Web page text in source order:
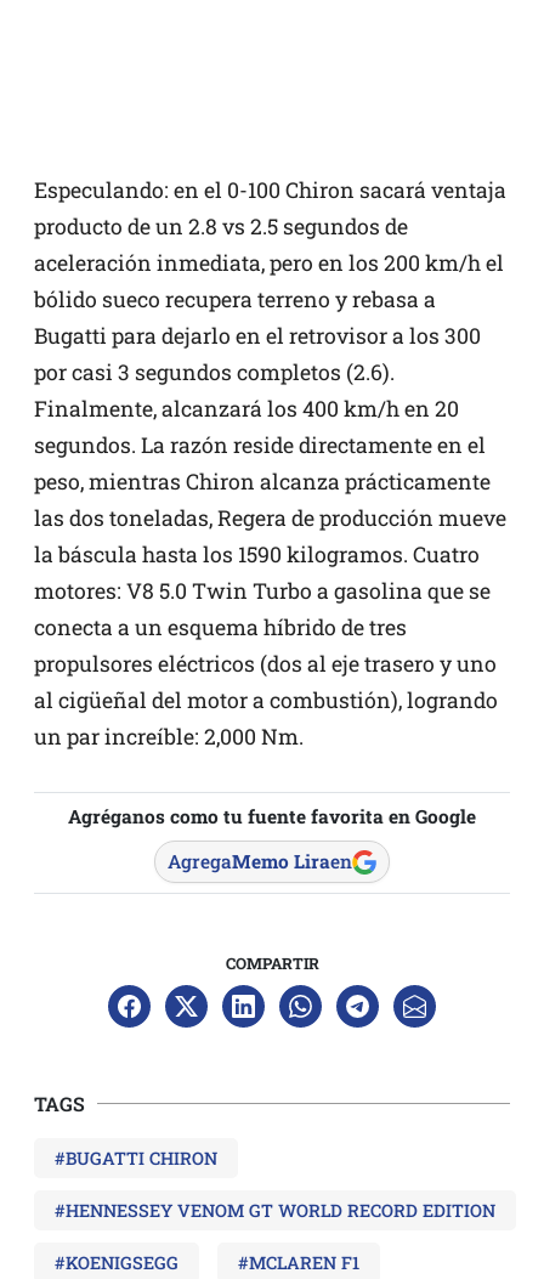
Especulando: en el 0-100 Chiron sacará ventaja
producto de un 2.8 vs 2.5 segundos de
aceleración inmediata, pero en los 200 km/h el
bólido sueco recupera terreno y rebasa a
Bugatti para dejarlo en el retrovisor a los 300
por casi 3 segundos completos (2.6).
Finalmente, alcanzará los 400 km/h en 20
segundos. La razón reside directamente en el
peso, mientras Chiron alcanza prácticamente
las dos toneladas, Regera de producción mueve
la báscula hasta los 1590 kilogramos. Cuatro
motores: V8 5.0 Twin Turbo a gasolina que se
conecta a un esquema híbrido de tres
propulsores eléctricos (dos al eje trasero y uno
al cigüeñal del motor a combustión), logrando
un par increíble: 2,000 Nm.
Agréganos como tu fuente favorita en Google
AgregaMemo Liraen
COMPARTIR
TAGS
#BUGATTI CHIRON
#HENNESSEY VENOM GT WORLD RECORD EDITION
#KOENIGSEGG #MCLAREN F1